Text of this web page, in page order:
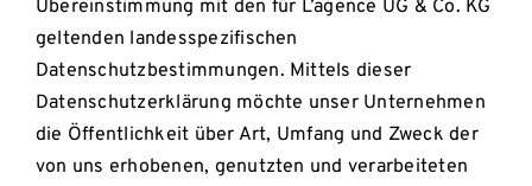
Übereinstimmung mit den für L’agence UG & Co. KG
geltenden landesspezifischen
Datenschutzbestimmungen. Mittels dieser
Datenschutzerklärung möchte unser Unternehmen
die Öffentlichkeit über Art, Umfang und Zweck der
von uns erhobenen, genutzten und verarbeiteten